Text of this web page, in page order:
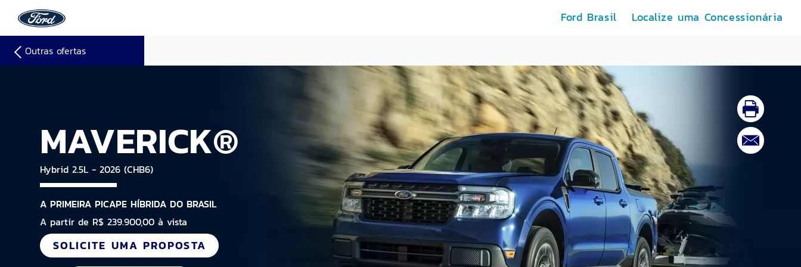
Ford Brasil Localize uma Concessionária
Outras ofertas
MAVERICK®
Hybrid 2.5L - 2026 (CHB6)
A PRIMEIRA PICAPE HÍBRIDA DO BRASIL
A partir de R$ 239.900,00 à vista
SOLICITE UMA PROPOSTA